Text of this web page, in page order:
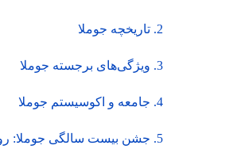
2. تاریخچه جوملا
3. ویژگی‌های برجسته جوملا
4. جامعه و اکوسیستم جوملا
5. جشن بیست سالگی جوملا: رویدادها و تأثیرات